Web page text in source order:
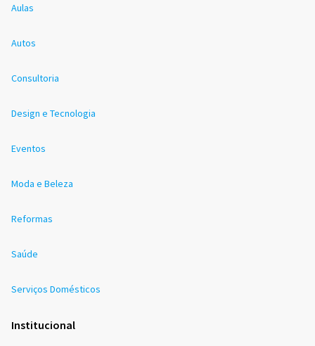
Aulas
Autos
Consultoria
Design e Tecnologia
Eventos
Moda e Beleza
Reformas
Saúde
Serviços Domésticos
Institucional